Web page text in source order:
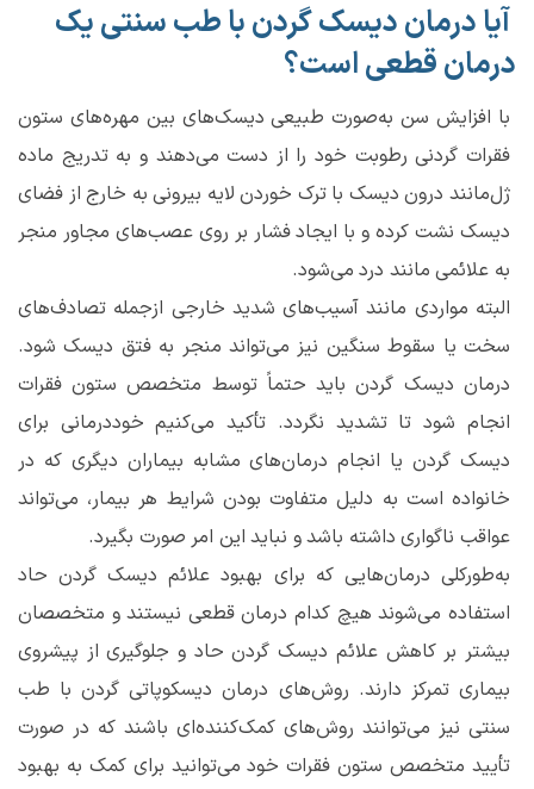
آیا درمان دیسک گردن با طب سنتی یک
درمان قطعی است؟
با افزایش سن به‌صورت طبیعی دیسک‌های بین مهره‌های ستون
فقرات گردنی رطوبت خود را از دست می‌دهند و به تدریج ماده
ژل‌مانند درون دیسک با ترک خوردن لایه بیرونی به خارج از فضای
دیسک نشت کرده و با ایجاد فشار بر روی عصب‌های مجاور منجر
به علائمی مانند درد می‌شود.
البته مواردی مانند آسیب‌های شدید خارجی ازجمله تصادف‌های
سخت یا سقوط سنگین نیز می‌تواند منجر به فتق دیسک شود.
درمان دیسک گردن باید حتماً توسط متخصص ستون فقرات
انجام شود تا تشدید نگردد. تأکید می‌کنیم خوددرمانی برای
دیسک گردن یا انجام درمان‌های مشابه بیماران دیگری که در
خانواده است به دلیل متفاوت بودن شرایط هر بیمار، می‌تواند
عواقب ناگواری داشته باشد و نباید این امر صورت بگیرد.
به‌طورکلی درمان‌هایی که برای بهبود علائم دیسک گردن حاد
استفاده می‌شوند هیچ کدام درمان قطعی نیستند و متخصصان
بیشتر بر کاهش علائم دیسک گردن حاد و جلوگیری از پیشروی
بیماری تمرکز دارند. روش‌های درمان دیسکوپاتی گردن با طب
سنتی نیز می‌توانند روش‌های کمک‌کننده‌ای باشند که در صورت
تأیید متخصص ستون فقرات خود می‌توانید برای کمک به بهبود